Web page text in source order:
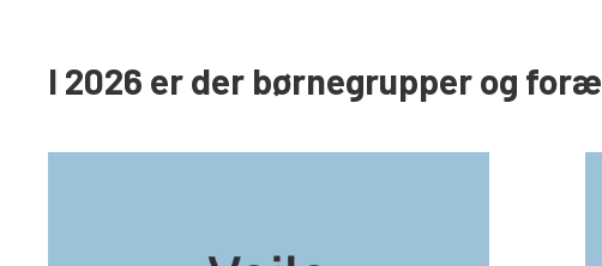
I 2026 er der børnegrupper og